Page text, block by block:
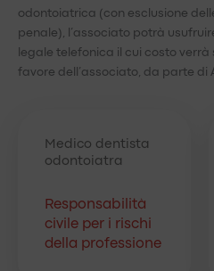
odontoiatrica (con esclusione
penale), l’associato potrà
legale telefonica il cui costo
favore dell’associato, da parte di
Medico dentista
odontoiatra
Responsabilità
civile per i rischi
della professione